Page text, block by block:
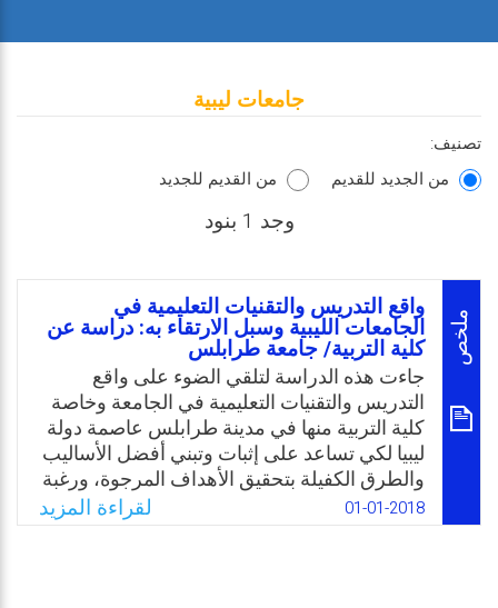
جامعات ليبية
تصنيف:
من الجديد للقديم
من القديم للجديد
وجد 1 بنود
ملخص
واقع التدريس والتقنيات التعليمية في
الجامعات الليبية وسبل الارتقاء به: دراسة عن
كلية التربية/ جامعة طرابلس
جاءت هذه الدراسة لتلقي الضوء على واقع
التدريس والتقنيات التعليمية في الجامعة وخاصة
كلية التربية منها في مدينة طرابلس عاصمة دولة
ليبيا لكي تساعد على إثبات وتبني أفضل الأساليب
والطرق الكفيلة بتحقيق الأهداف المرجوة، ورغبة
في المساهمة والمشاركة في تطوير الجامعات
حتى يتسنى لها تقديم ما هو أفضل دائمًا سواء
01-01-2018 لقراءة المزيد